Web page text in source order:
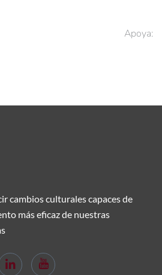
Apoya:
cambios culturales capaces de
más eficaz de nuestras